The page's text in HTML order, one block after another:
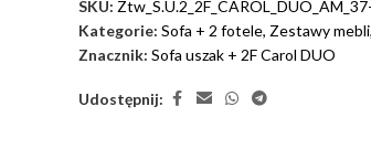
SKU:
Kategorie: Sofa + 2 fotele, Zestawy mebli
Znacznik: Sofa uszak + 2F Carol DUO
Udostępnij: